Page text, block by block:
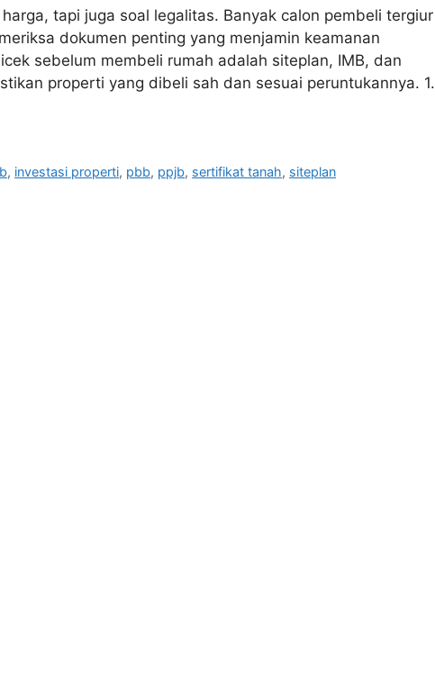
tapi juga soal legalitas. Banyak calon pembeli tergiur
dokumen penting yang menjamin keamanan
sebelum membeli rumah adalah siteplan, IMB, dan
properti yang dibeli sah dan sesuai peruntukannya. 1.
, investasi properti, pbb, ppjb, sertifikat tanah, siteplan